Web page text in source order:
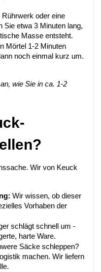
Rührwerk oder eine
Sie etwa 3 Minuten lang,
Masse entsteht.
Mörtel 1-2 Minuten
noch einmal kurz um.
wie Sie in ca. 1-2
Wir von Keuck
Vorhaben der
schlägt schnell um -
harte Ware.
Säcke schleppen?
machen. Wir liefern